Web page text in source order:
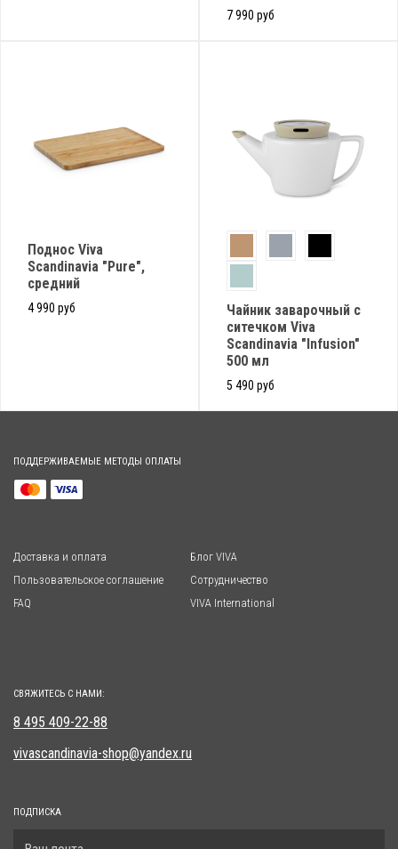
7 990 руб
Поднос Viva
Scandinavia "Pure",
средний
4 990 руб
Чайник заварочный с
ситечком Viva
Scandinavia "Infusion"
500 мл
5 490 руб
ПОДДЕРЖИВАЕМЫЕ МЕТОДЫ ОПЛАТЫ
Доставка и оплата
Пользовательское соглашение
FAQ
Блог VIVA
Сотрудничество
VIVA International
СВЯЖИТЕСЬ С НАМИ:
8 495 409-22-88
vivascandinavia-shop@yandex.ru
ПОДПИСКА